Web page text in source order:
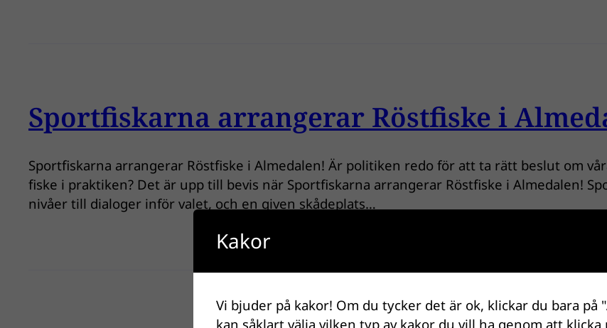
Sportfiskarna arrangerar Röstfiske i
Sportfiskarna arrangerar Röstfiske i Almedalen! Är politiken redo för att ta rätt beslut om
fiske i praktiken? Det är upp till bevis när Sportfiskarna arrangerar Röstfiske i Almedalen!
nivåer till dialoger inför valet, och en given skådeplats…
Kakor
Vi bjuder på kakor! Om du tycker det är ok, klickar du bara på
kan såklart välja vilken typ av kakor du vill ha genom att